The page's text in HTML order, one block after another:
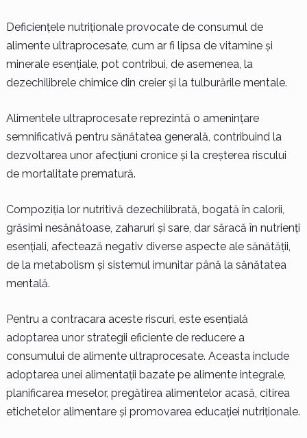
Deficiențele nutriționale provocate de consumul de
alimente ultraprocesate, cum ar fi lipsa de vitamine și
minerale esențiale, pot contribui, de asemenea, la
dezechilibrele chimice din creier și la tulburările mentale.
Alimentele ultraprocesate reprezintă o amenințare
semnificativă pentru sănătatea generală, contribuind la
dezvoltarea unor afecțiuni cronice și la creșterea riscului
de mortalitate prematură.
Compoziția lor nutritivă dezechilibrată, bogată în calorii,
grăsimi nesănătoase, zaharuri și sare, dar săracă în nutrienți
esențiali, afectează negativ diverse aspecte ale sănătății,
de la metabolism și sistemul imunitar până la sănătatea
mentală.
Pentru a contracara aceste riscuri, este esențială
adoptarea unor strategii eficiente de reducere a
consumului de alimente ultraprocesate. Aceasta include
adoptarea unei alimentații bazate pe alimente integrale,
planificarea meselor, pregătirea alimentelor acasă, citirea
etichetelor alimentare și promovarea educației nutriționale.